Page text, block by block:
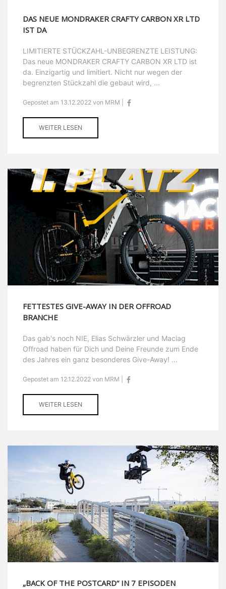
DAS NEUE MONDRAKER CRAFTY CARBON XR LTD
IST DA
LIMITIERTE STÜCKZAHL-UNBEGRENZTE LEISTUNG:
Das neue MONDRAKER CRAFTY CARBON XR LTD ist
da. Einzigartig und limitiert. Nicht nur wegen der
begrenzten Stückzahl die gebaut wird, ...
Gepostet am 13.12.2022 von MRM |
WEITER LESEN
FETTESTES GIVE-AWAY IN DER OFFROAD
BRANCHE
Das gab's noch NIE, Elias Schwärzler und Maciag
Offroad haben für Dich und Deine Freunde zum Ende
des Jahres ein ganz besonderes Give-Away! ...
Gepostet am 12.12.2022 von MRM |
WEITER LESEN
„BACK OF THE POSTCARD“ IN 7 EPISODEN